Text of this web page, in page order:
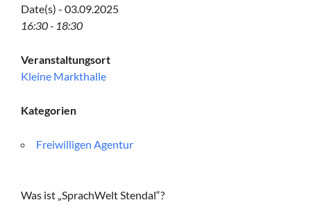
Date(s) - 03.09.2025
16:30 - 18:30
Veranstaltungsort
Kleine Markthalle
Kategorien
Freiwilligen Agentur
Was ist „SprachWelt Stendal“?